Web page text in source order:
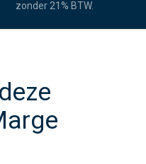
zonder 21% BTW.